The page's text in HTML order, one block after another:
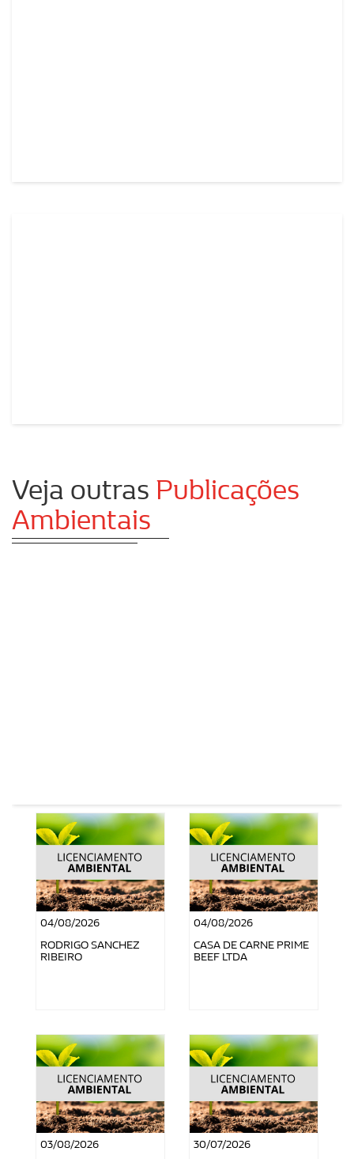
Veja outras Publicações
Ambientais
04/08/2026
RODRIGO SANCHEZ
RIBEIRO
04/08/2026
CASA DE CARNE PRIME
BEEF LTDA
03/08/2026
30/07/2026